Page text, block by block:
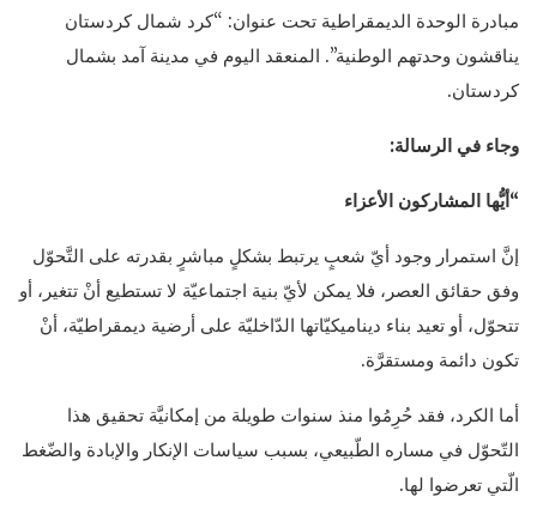
مبادرة الوحدة الديمقراطية تحت عنوان: “كرد شمال كردستان
يناقشون وحدتهم الوطنية”. المنعقد اليوم في مدينة آمد بشمال
كردستان.
وجاء في الرسالة:
“أيُّها المشاركون الأعزاء
إنَّ استمرار وجود أيّ شعبٍ يرتبط بشكلٍ مباشرٍ بقدرته على التَّحوّل
وفق حقائق العصر، فلا يمكن لأيّ بنية اجتماعيّة لا تستطيع أنْ تتغير، أو
تتحوّل، أو تعيد بناء ديناميكيّاتها الدّاخليّة على أرضية ديمقراطيّة، أنْ
تكون دائمة ومستقرَّة.
أما الكرد، فقد حُرِمُوا منذ سنوات طويلة من إمكانيَّة تحقيق هذا
التّحوّل في مساره الطّبيعي، بسبب سياسات الإنكار والإبادة والضّغط
الّتي تعرضوا لها.